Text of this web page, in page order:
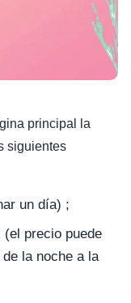
principal la
siguientes
un día) ;
(el precio puede
la noche a la